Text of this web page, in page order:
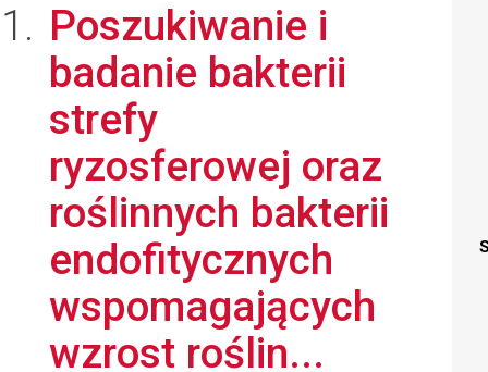
Poszukiwanie i
badanie bakterii
strefy
ryzosferowej oraz
roślinnych bakterii
endofitycznych
wspomagających
wzrost roślin...